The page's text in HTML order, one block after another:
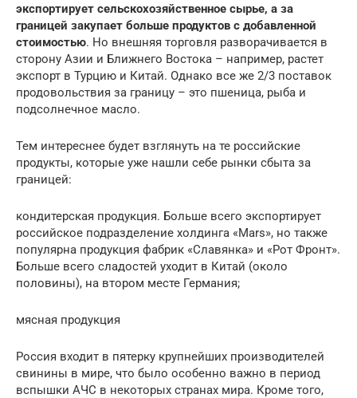
экспортирует сельскохозяйственное сырье, а за
границей закупает больше продуктов с добавленной
стоимостью. Но внешняя торговля разворачивается в
сторону Азии и Ближнего Востока – например, растет
экспорт в Турцию и Китай. Однако все же 2/3 поставок
продовольствия за границу – это пшеница, рыба и
подсолнечное масло.
Тем интереснее будет взглянуть на те российские
продукты, которые уже нашли себе рынки сбыта за
границей:
кондитерская продукция. Больше всего экспортирует
российское подразделение холдинга «Mars», но также
популярна продукция фабрик «Славянка» и «Рот Фронт».
Больше всего сладостей уходит в Китай (около
половины), на втором месте Германия;
мясная продукция
Россия входит в пятерку крупнейших производителей
свинины в мире, что было особенно важно в период
вспышки АЧС в некоторых странах мира. Кроме того,